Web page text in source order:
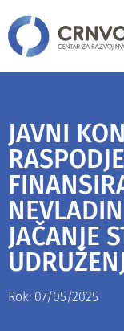
JAVNI
JAČANJE
Rok: 07/05/2025